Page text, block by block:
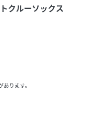
クルーソックス
ります。